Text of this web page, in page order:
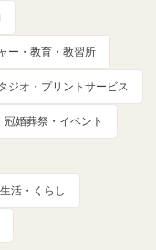
ー・教育・教習所
ジオ・プリントサービス
冠婚葬祭・イベント
生活・くらし